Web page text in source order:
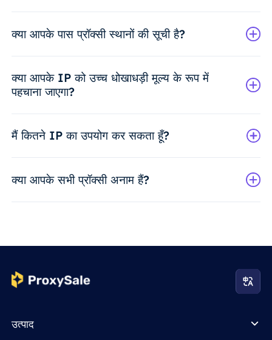
क्या आपके पास प्रॉक्सी स्थानों की सूची है?
क्या आपके IP को उच्च धोखाधड़ी मूल्य के रूप में
पहचाना जाएगा?
मैं कितने IP का उपयोग कर सकता हूँ?
क्या आपके सभी प्रॉक्सी अनाम हैं?
उत्पाद